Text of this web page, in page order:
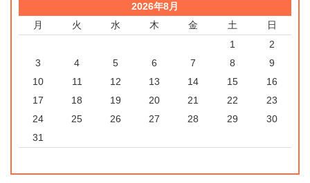
2026年8月
月
火 水 木 金 土
日
1
2
3
4 5 6 7 8
9
10
11 12 13 14 15
16
17
18 19 20 21 22
23
24
25 26 27 28 29
30
31